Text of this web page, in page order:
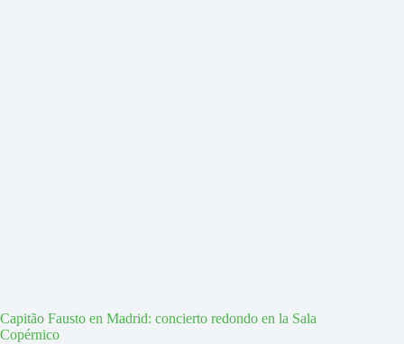
Capitão Fausto en Madrid: concierto redondo en la Sala
Copérnico